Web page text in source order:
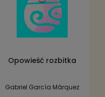
Opowieść rozbitka
Gabriel García Márquez